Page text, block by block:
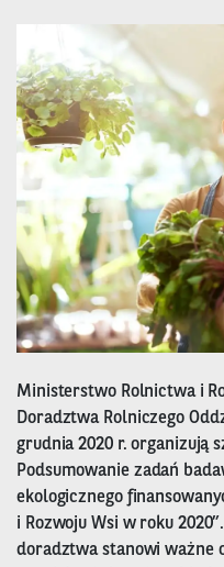
Ministerstwo Rolnictwa i
Doradztwa Rolniczego
grudnia 2020 r. organizują
Podsumowanie zadań
ekologicznego
i Rozwoju Wsi w roku
doradztwa stanowi ważne